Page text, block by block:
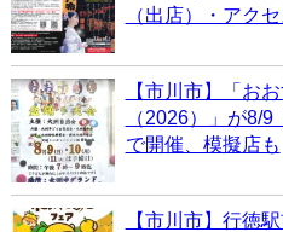
（出店）・アク
【市川市】「お
（2026）」が8/
で開催、模擬店も
【市川市】行徳